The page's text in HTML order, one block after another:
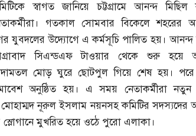
স্বাগত জানিয়ে চট্টগ্রামে আনন্দ মিছিল
গতকাল সোমবার বিকেলে শহরের
যুবদলের উদ্যোগে এ কর্মসূচি পালিত হয়। আনন্দ
সিএন্ডএফ টাওয়ার থেকে শুরু হয়ে
মোড় ঘুরে ছোটপুল গিয়ে শেষ হয়। পরে
অনুষ্ঠিত হয়। এ সময় নেতাকর্মীরা নতুন
নূরুল ইসলাম নয়নসহ কমিটির সদস্যদের
স্লোগানে মুখরিত হয়ে ওঠে পুরো এলাকা।